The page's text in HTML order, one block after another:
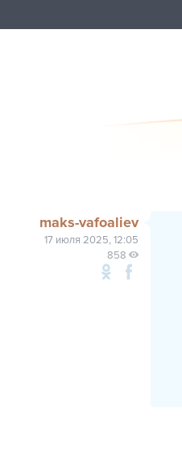
maks-vafoaliev
17 июля 2025, 12:05
858